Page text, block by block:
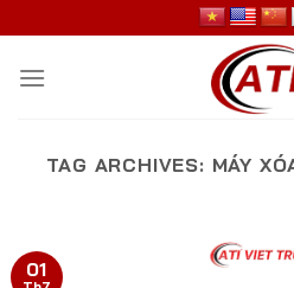
to
content
TAG ARCHIVES: MÁY
01